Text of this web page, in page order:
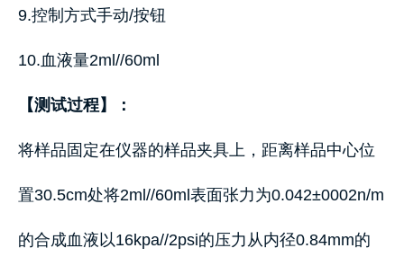
9.控制方式手动/按钮
10.血液量2ml//60ml
【测试过程】：
将样品固定在仪器的样品夹具上，距离样品中心位
置30.5cm处将2ml//60ml表面张力为0.042±0002n/m
的合成血液以16kpa//2psi的压力从内径0.84mm的